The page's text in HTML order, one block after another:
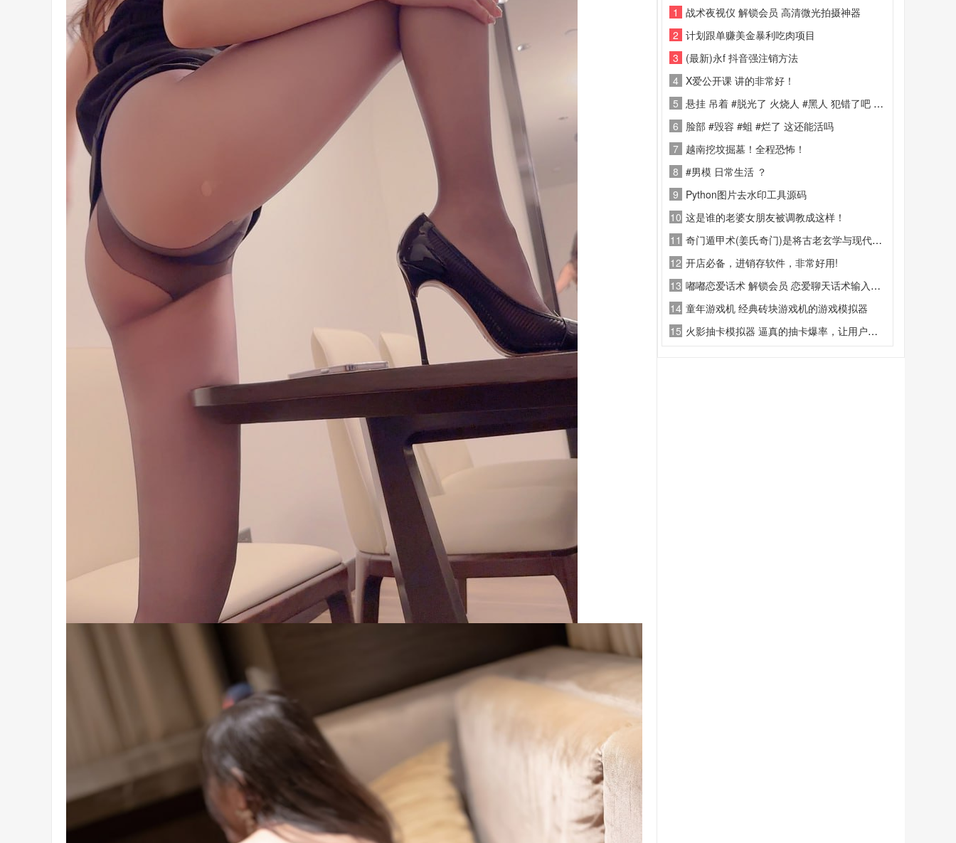
1
战术夜视仪 解锁会员 高清微光拍摄神器
2 计划跟单赚美金暴利吃肉项目
3 (最新)永f 抖音强注销方法
4 X爱公开课 讲的非常好！
5 悬挂 吊着 #脱光了 火烧人 #黑人 犯错了吧 ？ #私刑 #火刑 烧黑了都
6 脸部 #毁容 #蛆 #烂了 这还能活吗
7 越南挖坟掘墓！全程恐怖！
8 #男模 日常生活 ？
9 Python图片去水印工具源码
10 这是谁的老婆女朋友被调教成这样！
11 奇门遁甲术(姜氏奇门)是将古老玄学与现代科技结合的应用
12 开店必备，进销存软件，非常好用!
13 嘟嘟恋爱话术 解锁会员 恋爱聊天话术输入法工具
14 童年游戏机 经典砖块游戏机的游戏模拟器
15 火影抽卡模拟器 逼真的抽卡爆率，让用户能够感受与游戏同款的抽卡体验